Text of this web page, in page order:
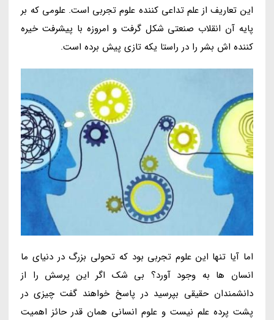
این تعاریف از علم تداعی کننده علوم تجربی است. علومی که بر
پایه آن انقلاب صنعتی شکل گرفت و امروزه با پیشرفت خیره
کننده اش بشر را در راستا یکه تازی پیش برده است.
اما آیا تنها این علوم تجربی بود که تحولی بزرگ در دنیای ما
انسان ها به وجود آورد؟ بی شک اگر این پرسش را از
دانشمندان حقیقی بپرسید در پاسخ خواهند گفت چیزی در
پشت پرده علم نیست و علوم انسانی همان قدر حائز اهمیت